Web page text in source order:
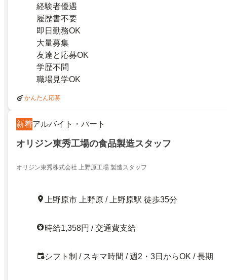
経験者優遇
履歴書不要
即日勤務OK
大量募集
友達と応募OK
学歴不問
職場見学OK
かんたん応募
新着アルバイト・パート
オリジン東秀工場の食品製造スタッフ
オリジン東秀株式会社 上野原工場 製造スタッフ
上野原市 上野原 / 上野原駅 徒歩35分
時給1,358円 / 交通費支給
シフト制 / スキマ時間 / 週2・3日からOK / 長期